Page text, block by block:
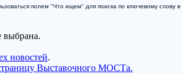
полем "Что ищем" для поиска по ключевому слову в